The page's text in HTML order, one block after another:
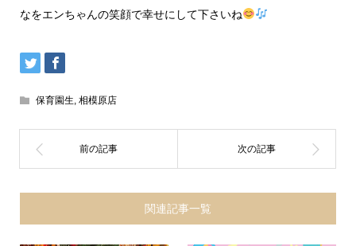
なをエンちゃんの笑顔で幸せにして下さいね
保育園生, 相模原店
関連記事一覧